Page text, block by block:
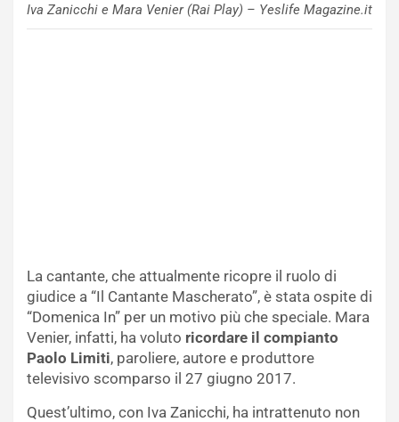
Iva Zanicchi e Mara Venier (Rai Play) – Yeslife Magazine.it
La cantante, che attualmente ricopre il ruolo di
giudice a “Il Cantante Mascherato”, è stata ospite di
“Domenica In” per un motivo più che speciale. Mara
Venier, infatti, ha voluto ricordare il compianto
Paolo Limiti, paroliere, autore e produttore
televisivo scomparso il 27 giugno 2017.
Quest’ultimo, con Iva Zanicchi, ha intrattenuto non